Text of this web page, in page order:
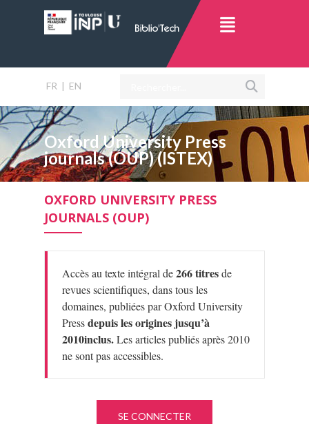
FR | EN
Oxford University Press
journals (OUP) (ISTEX)
OXFORD UNIVERSITY PRESS
JOURNALS (OUP)
Accès au texte intégral de266 titresde
revues scientifiques, dans tous les
domaines, publiées par Oxford University
Pressdepuis les origines jusqu’à
2010inclus.Les articles publiés après 2010
ne sont pas accessibles.
SE CONNECTER